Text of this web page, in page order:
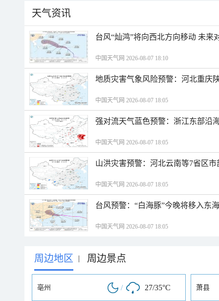
天气资讯
台风“灿鸿”将向西北方向移动 未来
中国天气网 2026-08-07 18:10
地质灾害气象风险预警：河北重庆
中国天气网 2026-08-07 18:05
强对流天气蓝色预警：浙江东部沿
中国天气网 2026-08-07 18:05
山洪灾害预警：河北云南等7省区
中国天气网 2026-08-07 18:05
台风预警：“白海豚”今晚将移入东
中国天气网 2026-08-07 18:05
周边地区 | 周边景点
亳州 / 27/35°C 萧县